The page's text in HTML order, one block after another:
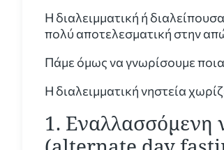
Η διαλειμματική ή
πολύ αποτελεσματική στην
Πάμε όμως να γνωρίσουμε ποια
Η διαλειμματική νηστεία
1. Εναλλασσόμενη